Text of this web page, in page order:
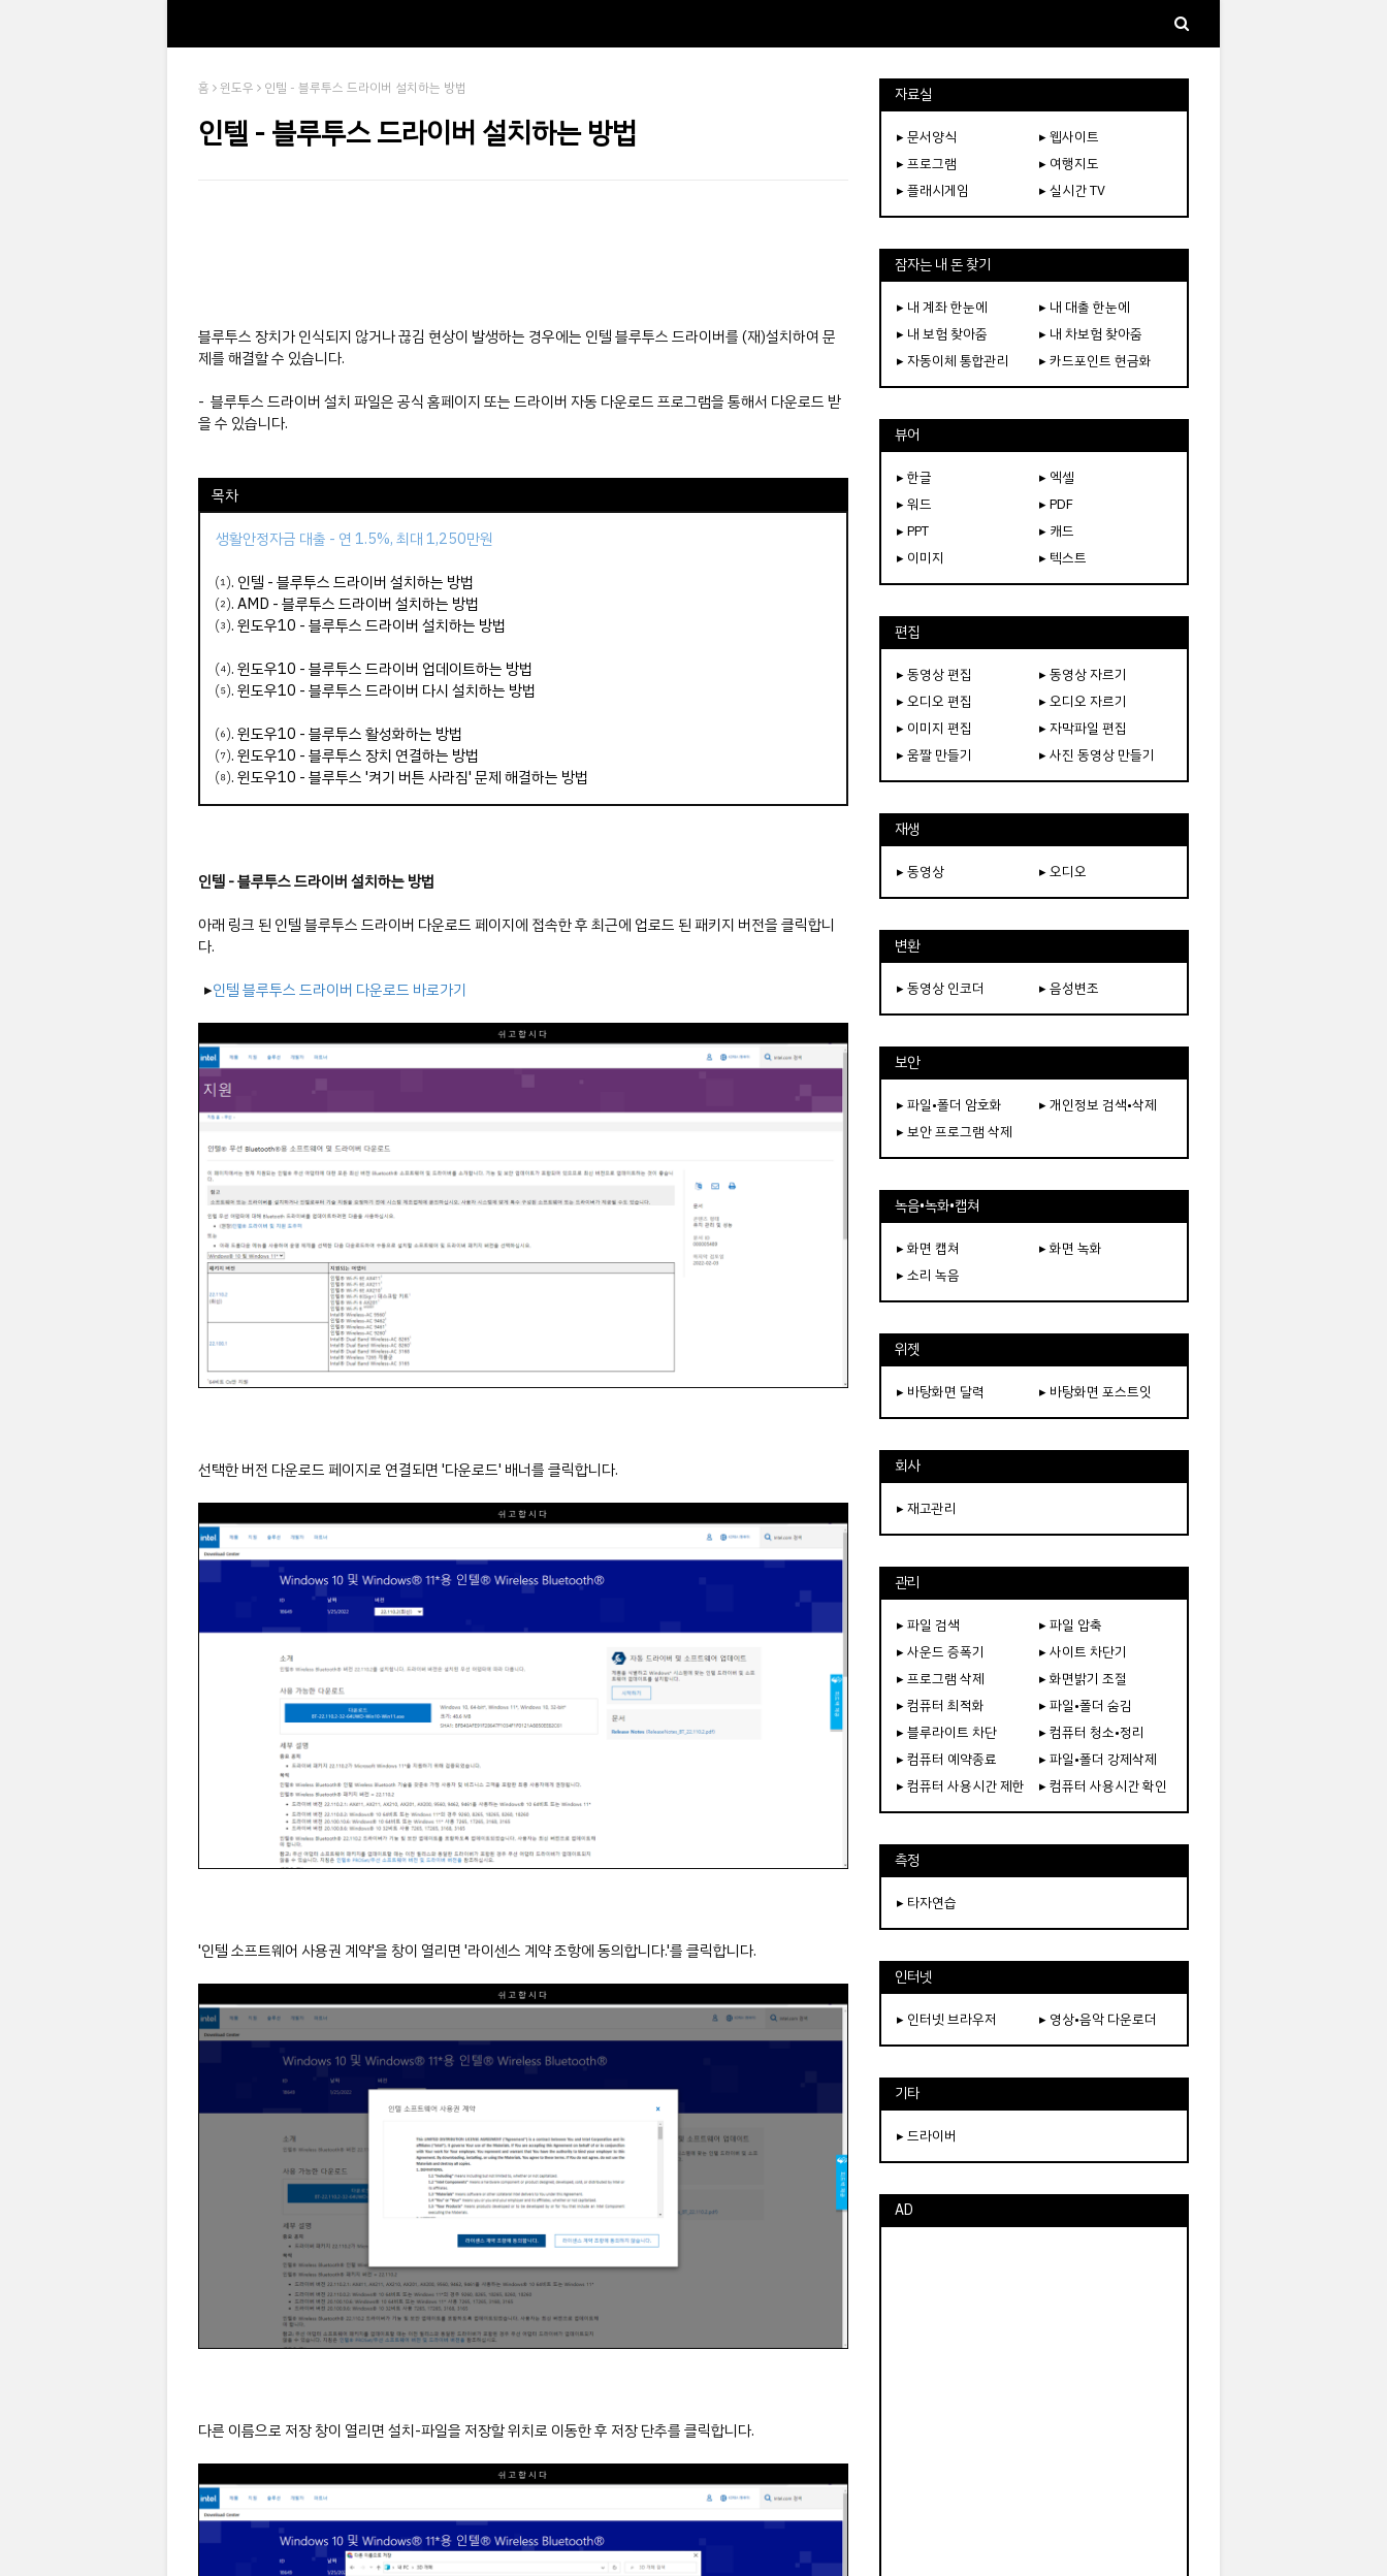
홈 윈도우 인텔 - 블루투스 드라이버 설치하는 방법
인텔 - 블루투스 드라이버 설치하는 방법
블루투스 장치가 인식되지 않거나 끊김 현상이 발생하는 경우에는 인텔 블루투스 드라이버를 (재)설치하여 문
제를 해결할 수 있습니다.
- 블루투스 드라이버 설치 파일은 공식 홈페이지 또는 드라이버 자동 다운로드 프로그램을 통해서 다운로드 받
을 수 있습니다.
목차
생활안정자금 대출 - 연 1.5%, 최대 1,250만원
⑴. 인텔 - 블루투스 드라이버 설치하는 방법
⑵.AMD - 블루투스 드라이버 설치하는 방법
⑶.윈도우10 - 블루투스 드라이버 설치하는 방법
⑷.윈도우10 - 블루투스 드라이버 업데이트하는 방법
⑸.윈도우10 - 블루투스 드라이버 다시 설치하는 방법
⑹.윈도우10 - 블루투스 활성화하는 방법
⑺.윈도우10 - 블루투스 장치 연결하는 방법
⑻.윈도우10 - 블루투스 '켜기 버튼 사라짐' 문제 해결하는 방법
인텔 - 블루투스 드라이버 설치하는 방법
아래 링크 된 인텔 블루투스 드라이버 다운로드 페이지에 접속한 후 최근에 업로드 된 패키지 버전을 클릭합니
다.
▸인텔 블루투스 드라이버 다운로드 바로가기
선택한 버전 다운로드 페이지로 연결되면 '다운로드' 배너를 클릭합니다.
'인텔 소프트웨어 사용권 계약'을 창이 열리면 '라이센스 계약 조항에 동의합니다.'를 클릭합니다.
다른 이름으로 저장 창이 열리면 설치-파일을 저장할 위치로 이동한 후 저장 단추를 클릭합니다.
자료실
▸ 문서양식
▸ 웹사이트
▸ 프로그램
▸ 여행지도
▸ 플래시게임
▸ 실시간 TV
잠자는 내 돈 찾기
▸ 내 계좌 한눈에
▸ 내 대출 한눈에
▸ 내 보험 찾아줌
▸ 내 차보험 찾아줌
▸ 자동이체 통합관리
▸ 카드포인트 현금화
뷰어
▸ 한글
▸ 엑셀
▸ 워드
▸ PDF
▸ PPT
▸ 캐드
▸ 이미지
▸ 텍스트
편집
▸ 동영상 편집
▸ 동영상 자르기
▸ 오디오 편집
▸ 오디오 자르기
▸ 이미지 편집
▸ 자막파일 편집
▸ 움짤 만들기
▸ 사진 동영상 만들기
재생
▸ 동영상 ▸ 오디오
변환
▸ 동영상 인코더 ▸ 음성변조
보안
▸ 파일•폴더 암호화
▸ 개인정보 검색•삭제
▸ 보안 프로그램 삭제
녹음•녹화•캡쳐
▸ 화면 캡쳐
▸ 화면 녹화
▸ 소리 녹음
위젯
▸ 바탕화면 달력 ▸ 바탕화면 포스트잇
회사
▸ 재고관리
관리
▸ 파일 검색
▸ 파일 압축
▸ 사운드 증폭기
▸ 사이트 차단기
▸ 프로그램 삭제
▸ 화면밝기 조절
▸ 컴퓨터 최적화
▸ 파일•폴더 숨김
▸ 블루라이트 차단
▸ 컴퓨터 청소•정리
▸ 컴퓨터 예약종료
▸ 파일•폴더 강제삭제
▸ 컴퓨터 사용시간 제한
▸ 컴퓨터 사용시간 확인
측정
▸ 타자연습
인터넷
▸ 인터넷 브라우저 ▸ 영상•음악 다운로더
기타
▸ 드라이버
AD